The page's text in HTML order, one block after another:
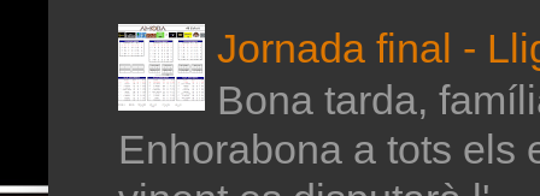
Jornada final -
Bona tarda,
Enhorabona a tots els